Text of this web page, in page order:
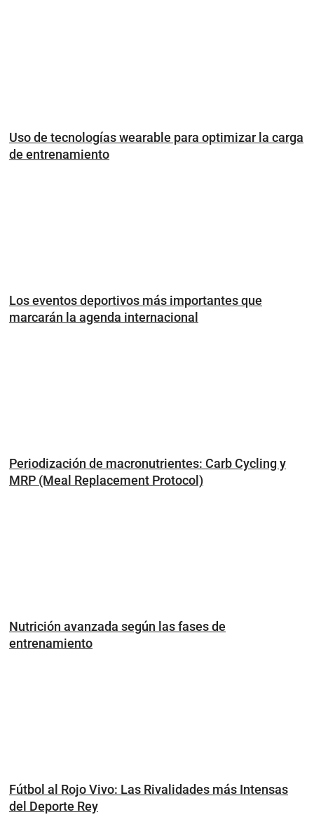
Uso de tecnologías wearable para optimizar la carga
de entrenamiento
Los eventos deportivos más importantes que
marcarán la agenda internacional
Periodización de macronutrientes: Carb Cycling y
MRP (Meal Replacement Protocol)
Nutrición avanzada según las fases de
entrenamiento
Fútbol al Rojo Vivo: Las Rivalidades más Intensas
del Deporte Rey